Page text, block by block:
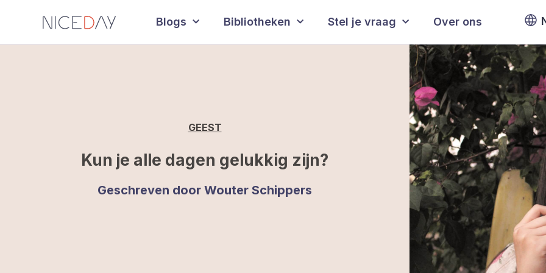
Blogs Bibliotheken Stel je vraag Over ons
GEEST
Kun je alle dagen gelukkig zijn?
Geschreven door Wouter Schippers